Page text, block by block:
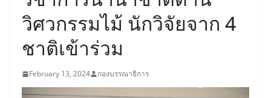
วิศวกรรมไม้ นักวิจัยจาก 4
ชาติเข้าร่วม
February 13, 2024 กองบรรณาธิการ